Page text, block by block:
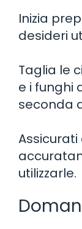
Inizia
desideri
Taglia le
e i funghi
seconda
utilizzarle.